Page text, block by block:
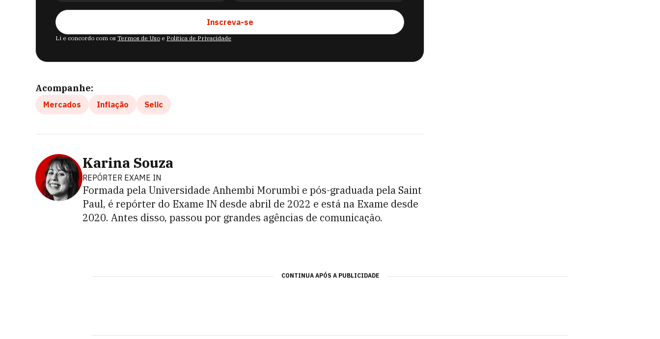
Inscreva-se
Li e concordo com os Termos de Uso e Política de Privacidade
Acompanhe:
Mercados Inflação Selic
Karina Souza
REPÓRTER EXAME IN
Formada pela Universidade Anhembi Morumbi e pós-graduada pela Saint
Paul, é repórter do Exame IN desde abril de 2022 e está na Exame desde
2020. Antes disso, passou por grandes agências de comunicação.
CONTINUA APÓS A PUBLICIDADE